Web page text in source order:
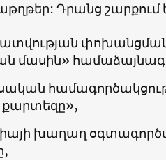
Դրանց շարքում
մասին»
խաղաղ